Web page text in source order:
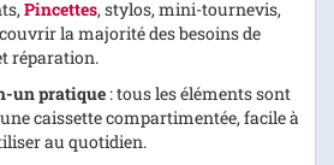
Pincettes, stylos, mini-tournevis,
la majorité des besoins de
réparation.
un pratique : tous les éléments sont
caissette compartimentée, facile à
au quotidien.